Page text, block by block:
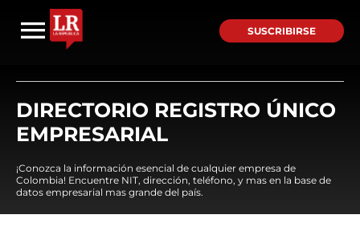
SUSCRIBIRSE
DIRECTORIO REGISTRO ÚNICO
EMPRESARIAL
¡Conozca la información esencial de cualquier empresa de
Colombia! Encuentre NIT, dirección, teléfono, y mas en la base de
datos empresarial mas grande del país.